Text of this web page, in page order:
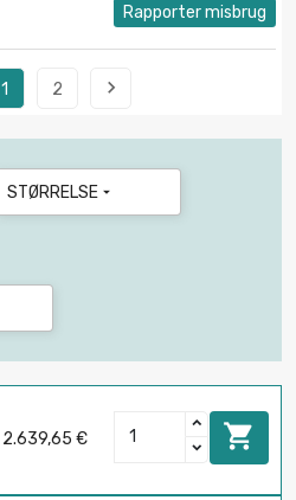
Rapporter misbrug
1 2 
STØRRELSE 
2.639,65 € 